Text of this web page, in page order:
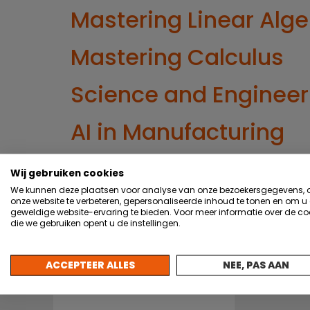
Mastering Linear
Mastering Calculus
Science and
AI in Manufacturing
Fundamentals of
The Quantum
the World?
Wij gebruiken cookies
We kunnen deze plaatsen voor analyse van onze bezoekersgegevens,
onze website te verbeteren, gepersonaliseerde inhoud te tonen en om u
geweldige website-ervaring te bieden. Voor meer informatie over de
die we gebruiken opent u de instellingen.
ACCEPTEER ALLES NEE, PAS AAN